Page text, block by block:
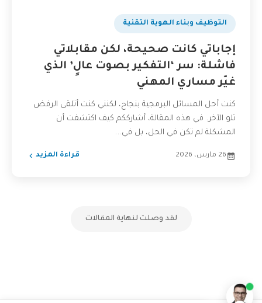
التوظيف وبناء الهوية التقنية
إجاباتي كانت صحيحة، لكن مقابلاتي
فاشلة: سر ‘التفكير بصوت عالٍ’ الذي
غيّر مساري المهني
كنت أحل المسائل البرمجية بنجاح، لكنني كنت أتلقى الرفض
تلو الآخر. في هذه المقالة، أشارككم كيف اكتشفت أن
المشكلة لم تكن في الحل، بل في...
26 مارس، 2026 قراءة المزيد
لقد وصلت لنهاية المقالات